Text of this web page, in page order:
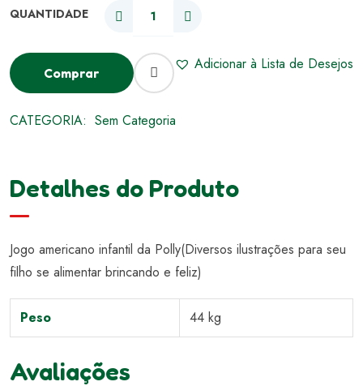
Comprar Adicionar à Lista de Desejos
CATEGORIA: Sem Categoria
Detalhes do Produto
Jogo americano infantil da Polly(Diversos ilustrações para seu
filho se alimentar brincando e feliz)
Peso 44 kg
Avaliações